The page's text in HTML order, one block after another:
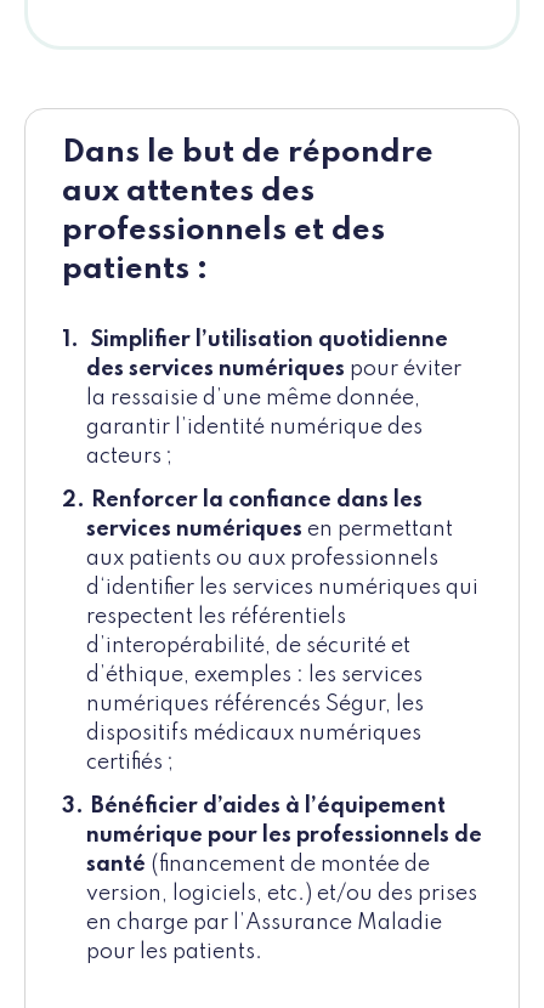
Dans le but de répondre
aux attentes des
professionnels et des
patients :
Simplifier l’utilisation quotidienne
des services numériques pour éviter
la ressaisie d’une même donnée,
garantir l’identité numérique des
acteurs ;
Renforcer la confiance dans les
services numériques en permettant
aux patients ou aux professionnels
d‘identifier les services numériques qui
respectent les référentiels
d’interopérabilité, de sécurité et
d’éthique, exemples : les services
numériques référencés Ségur, les
dispositifs médicaux numériques
certifiés ;
Bénéficier d’aides à l’équipement
numérique pour les professionnels de
santé (financement de montée de
version, logiciels, etc.) et/ou des prises
en charge par l’Assurance Maladie
pour les patients.